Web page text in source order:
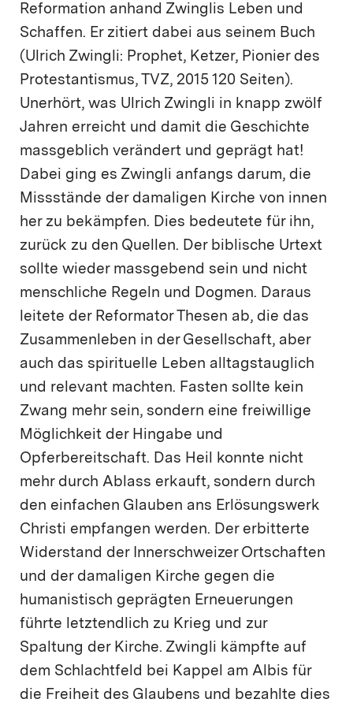
Reformation anhand Zwinglis Leben und
Schaffen. Er zitiert dabei aus seinem Buch
(Ulrich Zwingli: Prophet, Ketzer, Pionier des
Protestantismus, TVZ, 2015 120 Seiten).
Unerhört, was Ulrich Zwingli in knapp zwölf
Jahren erreicht und damit die Geschichte
massgeblich verändert und geprägt hat!
Dabei ging es Zwingli anfangs darum, die
Missstände der damaligen Kirche von innen
her zu bekämpfen. Dies bedeutete für ihn,
zurück zu den Quellen. Der biblische Urtext
sollte wieder massgebend sein und nicht
menschliche Regeln und Dogmen. Daraus
leitete der Reformator Thesen ab, die das
Zusammenleben in der Gesellschaft, aber
auch das spirituelle Leben alltagstauglich
und relevant machten. Fasten sollte kein
Zwang mehr sein, sondern eine freiwillige
Möglichkeit der Hingabe und
Opferbereitschaft. Das Heil konnte nicht
mehr durch Ablass erkauft, sondern durch
den einfachen Glauben ans Erlösungswerk
Christi empfangen werden. Der erbitterte
Widerstand der Innerschweizer Ortschaften
und der damaligen Kirche gegen die
humanistisch geprägten Erneuerungen
führte letztendlich zu Krieg und zur
Spaltung der Kirche. Zwingli kämpfte auf
dem Schlachtfeld bei Kappel am Albis für
die Freiheit des Glaubens und bezahlte dies